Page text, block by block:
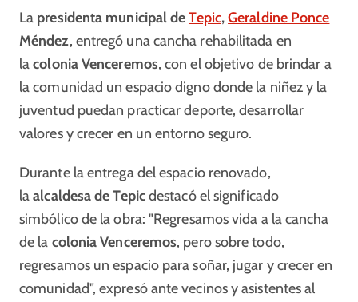
La presidenta municipal deTepic,Geraldine Ponce
Méndez, entregó una cancha rehabilitada en
lacolonia Venceremos, con el objetivo de brindar a
la comunidad un espacio digno donde la niñez y la
juventud puedan practicar deporte, desarrollar
valores y crecer en un entorno seguro.
Durante la entrega del espacio renovado,
laalcaldesa de Tepicdestacó el significado
simbólico de la obra: "Regresamos vida a la cancha
de la colonia Venceremos, pero sobre todo,
regresamos un espacio para soñar, jugar y crecer en
comunidad", expresó ante vecinos y asistentes al